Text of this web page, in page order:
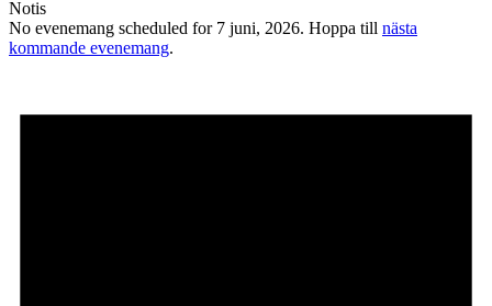
Notis
No evenemang scheduled for 7 juni, 2026. Hoppa till nästa
kommande evenemang.